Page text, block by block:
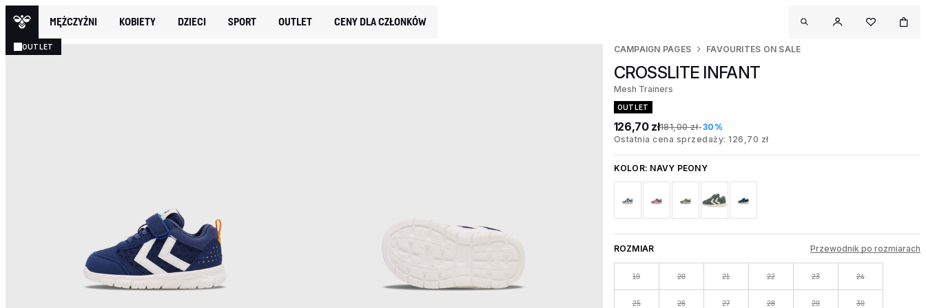
MĘŻCZYŹNI KOBIETY DZIECI SPORT OUTLET CENY DLA CZŁONKÓW
OUTLET CAMPAIGN PAGES FAVOURITES ON SALE
CROSSLITE INFANT
Mesh Trainers
OUTLET
126,70 zł181,00 zł-30%
Ostatnia cena sprzedaży: 126,70 zł
KOLOR: NAVY PEONY
ROZMIAR Przewodnik po rozmiarach
19 20 21 22 23 24
25 26 27 28 29 30